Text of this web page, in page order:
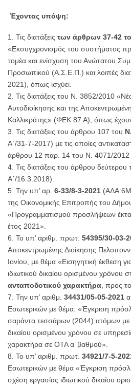
Έχοντας υπόψη:
Τις διατάξεις των άρθρων 37-42
«Εκσυγχρονισμός του συστήματος
τομέα και ενίσχυση του Ανώτατου
Προσωπικού (Α.Σ.Ε.Π.) και λοιπές
2021), όπως ισχύει.
Τις διατάξεις του Ν. 3852/2010
Αυτοδιοίκησης και της
Καλλικράτης» (ΦΕΚ 87 Α), όπως
Τις διατάξεις του άρθρου 107 του
Α΄/31-7-2017) με τις οποίες
άρθρου 12 παρ. 14 του Ν. 4071/2012
Τις διατάξεις του άρθρου δεύτερου
Α΄/16.3.2018).
Την υπ’ αρ. 6-33/8-3-2021
της Οικονομικής Επιτροπής του
«Προγραμματισμού προσλήψεων
έτος 2021».
Το υπ’ αριθμ. πρωτ. 54395/30-03-
Αποκεντρωμένης Διοίκησης
Ιονίου, με θέμα «Εισηγητική έκθεση
ιδιωτικού δικαίου ορισμένου χρόνου
ανταποδοτικού χαρακτήρα, προς
Την υπ’ αριθμ. 34431/05-05-2021
Εσωτερικών με θέμα: «Έγκριση
σαράντα τεσσάρων (2044) ατόμων με
δικαίου ορισμένου χρόνου σε
χαρακτήρα σε ΟΤΑ α’ βαθμού».
Το υπ’ αριθμ. πρωτ. 34921/7-5-
Εσωτερικών με θέμα «Έγκριση
σχέση εργασίας ιδιωτικού δικαίου